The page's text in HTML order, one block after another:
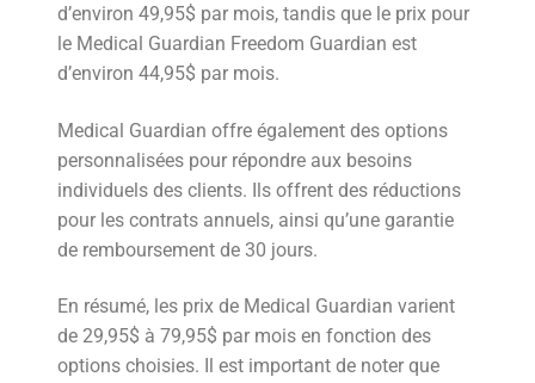
d’environ 49,95$ par mois, tandis que le prix pour
le Medical Guardian Freedom Guardian est
d’environ 44,95$ par mois.
Medical Guardian offre également des options
personnalisées pour répondre aux besoins
individuels des clients. Ils offrent des réductions
pour les contrats annuels, ainsi qu’une garantie
de remboursement de 30 jours.
En résumé, les prix de Medical Guardian varient
de 29,95$ à 79,95$ par mois en fonction des
options choisies. Il est important de noter que